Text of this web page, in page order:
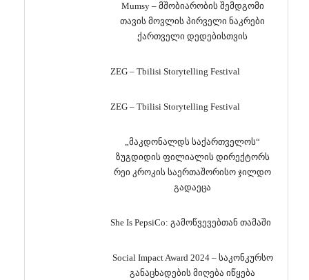
Mumsy – მშობიარობის შემდგომი
თავის მოვლის პირველი ნაკრები
ქართველი დედებისთვის
ZEG – Tbilisi Storytelling Festival
ZEG – Tbilisi Storytelling Festival
„მაკდონალდს საქართველოს“
ზუგდიდის ფილიალის დირექტორს
რეი კროკის საერთაშორისო ჯილდო
გადაეცა
She Is PepsiCo: გამოწვევებთან თამაში
Social Impact Award 2024 – საკონკურსო
განაცხადების მიღება იწყება